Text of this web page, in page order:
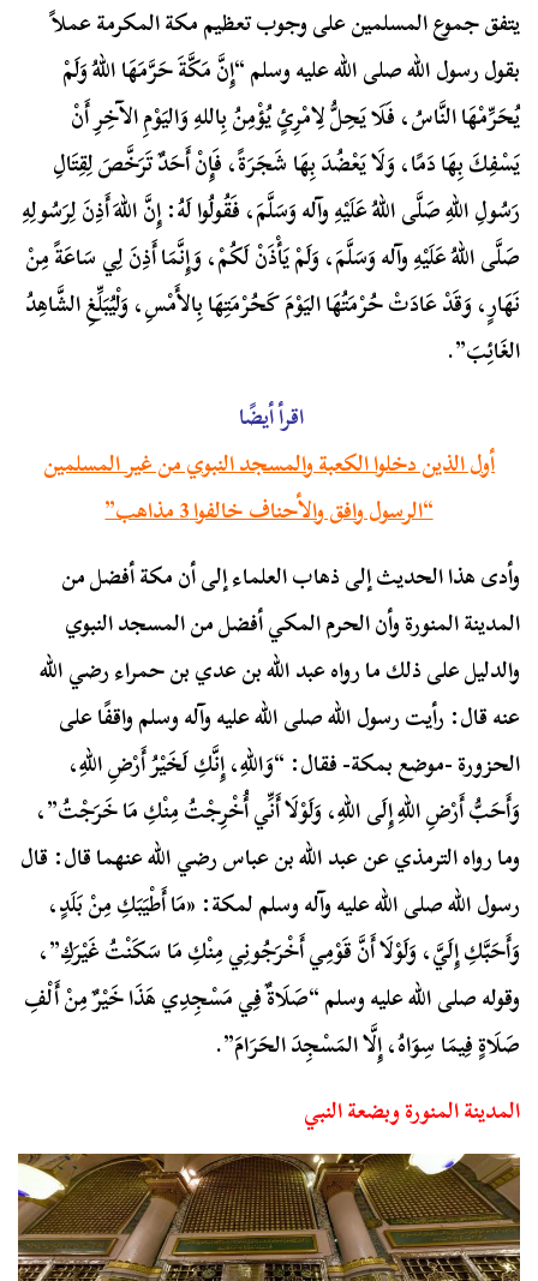
يتفق جموع المسلمين على وجوب تعظيم مكة المكرمة عملاً
بقول رسول الله صلى الله عليه وسلم “إِنَّ مَكَّةَ حَرَّمَهَا اللهُ وَلَمْ
يُحَرِّمْهَا النَّاسُ، فَلَا يَحِلُّ لِامْرِئٍ يُؤْمِنُ بِاللهِ وَاليَوْمِ الآخِرِ أَنْ
يَسْفِكَ بِهَا دَمًا، وَلَا يَعْضُدَ بِهَا شَجَرَةً، فَإِنْ أَحَدٌ تَرَخَّصَ لِقِتَالِ
رَسُولِ اللهِ صَلَّى اللهُ عَلَيْهِ وآله وَسَلَّمَ، فَقُولُوا لَهُ: إِنَّ اللهَ أَذِنَ لِرَسُولِهِ
صَلَّى اللهُ عَلَيْهِ وآله وَسَلَّمَ، وَلَمْ يَأْذَنْ لَكُمْ، وَإِنَّمَا أَذِنَ لِي سَاعَةً مِنْ
نَهَارٍ، وَقَدْ عَادَتْ حُرْمَتُهَا اليَوْمَ كَحُرْمَتِهَا بِالأَمْسِ، وَلْيُبَلِّغِ الشَّاهِدُ
الغَائِبَ”.
اقرأ أيضًا
أول الذين دخلوا الكعبة والمسجد النبوي من غير المسلمين
“الرسول وافق والأحناف خالفوا 3 مذاهب”
وأدى هذا الحديث إلى ذهاب العلماء إلى أن مكة أفضل من
المدينة المنورة وأن الحرم المكي أفضل من المسجد النبوي
والدليل على ذلك ما رواه عبد الله بن عدي بن حمراء رضي الله
عنه قال: رأيت رسول الله صلى الله عليه وآله وسلم واقفًا على
الحزورة -موضع بمكة- فقال: “وَاللهِ، إِنَّكِ لَخَيْرُ أَرْضِ اللهِ،
وَأَحَبُّ أَرْضِ اللهِ إِلَى اللهِ، وَلَوْلَا أَنِّي أُخْرِجْتُ مِنْكِ مَا خَرَجْتُ”،
وما رواه الترمذي عن عبد الله بن عباس رضي الله عنهما قال: قال
رسول الله صلى الله عليه وآله وسلم لمكة: «مَا أَطْيَبَكِ مِنْ بَلَدٍ،
وَأَحَبَّكِ إِلَيَّ، وَلَوْلَا أَنَّ قَوْمِي أَخْرَجُونِي مِنْكِ مَا سَكَنْتُ غَيْرَكِ”،
وقوله صلى الله عليه وسلم “صَلَاةٌ فِي مَسْجِدِي هَذَا خَيْرٌ مِنْ أَلْفِ
صَلَاةٍ فِيمَا سِوَاهُ، إِلَّا المَسْجِدَ الحَرَامَ”.
المدينة المنورة وبضعة النبي